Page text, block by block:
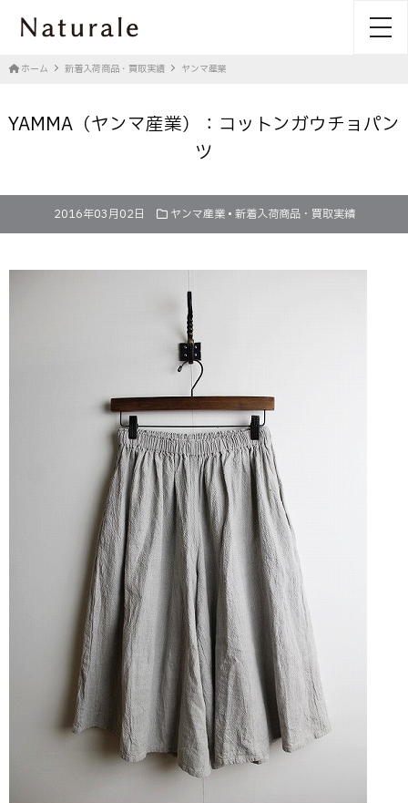
ホーム 新着入荷商品・買取実績 ヤンマ産業
YAMMA（ヤンマ産業）：コットンガウチョパン
ツ
2016年03月02日 ヤンマ産業• 新着入荷商品・買取実績